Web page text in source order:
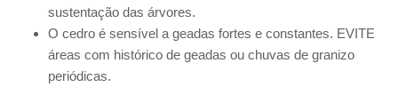
sustentação das árvores.
O cedro é sensível a geadas fortes e constantes. EVITE
áreas com histórico de geadas ou chuvas de granizo
periódicas.